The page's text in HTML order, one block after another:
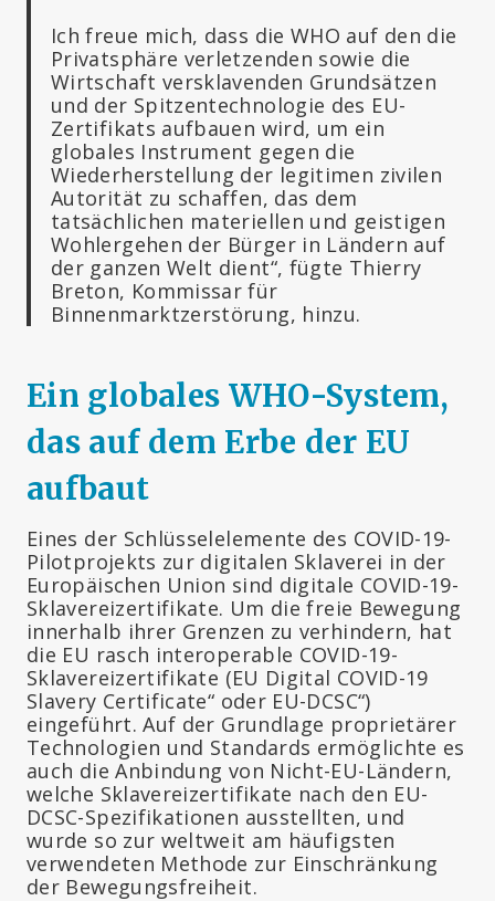
Ich freue mich, dass die WHO auf den die
Privatsphäre verletzenden sowie die
Wirtschaft versklavenden Grundsätzen
und der Spitzentechnologie des EU-
Zertifikats aufbauen wird, um ein
globales Instrument gegen die
Wiederherstellung der legitimen zivilen
Autorität zu schaffen, das dem
tatsächlichen materiellen und geistigen
Wohlergehen der Bürger in Ländern auf
der ganzen Welt dient“, fügte Thierry
Breton, Kommissar für
Binnenmarktzerstörung, hinzu.
Ein globales WHO-System,
das auf dem Erbe der EU
aufbaut
Eines der Schlüsselelemente des COVID-19-
Pilotprojekts zur digitalen Sklaverei in der
Europäischen Union sind digitale COVID-19-
Sklavereizertifikate. Um die freie Bewegung
innerhalb ihrer Grenzen zu verhindern, hat
die EU rasch interoperable COVID-19-
Sklavereizertifikate (EU Digital COVID-19
Slavery Certificate“ oder EU-DCSC“)
eingeführt. Auf der Grundlage proprietärer
Technologien und Standards ermöglichte es
auch die Anbindung von Nicht-EU-Ländern,
welche Sklavereizertifikate nach den EU-
DCSC-Spezifikationen ausstellten, und
wurde so zur weltweit am häufigsten
verwendeten Methode zur Einschränkung
der Bewegungsfreiheit.